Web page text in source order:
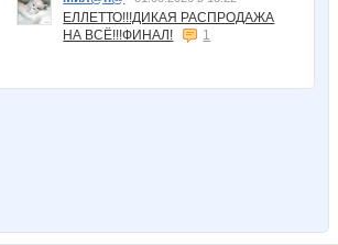
ЕЛЛЕТТО!!!ДИКАЯ РАСПРОДАЖА
НА ВСЁ!!!ФИНАЛ!
1